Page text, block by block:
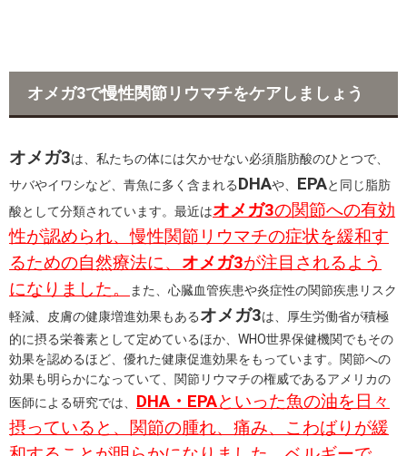
b
o
k
t
e
オメガ3で慢性関節リウマチをケアしましょう
オメガ3は、私たちの体には欠かせない必須脂肪酸のひとつで、
サバやイワシなど、青魚に多く含まれるDHAや、 EPAと同じ脂肪
酸として分類されています。最近はオメガ3の関節への有効
性が認められ、慢性関節リウマチの症状を緩和す
るための自然療法に、 オメガ3が注目されるよう
になりました。
また、心臓血管疾患や炎症性の関節疾患リスク
軽減、皮膚の健康増進効果もあるオメガ3は、厚生労働省が積極
的に摂る栄養素として定めているほか、WHO世界保健機関でもその
効果を認めるほど、優れた健康促進効果をもっています。関節への
効果も明らかになっていて、関節リウマチの権威であるアメリカの
医師による研究では、 DHA・EPAといった魚の油を日々
摂っていると、関節の腫れ、痛み、こわばりが緩